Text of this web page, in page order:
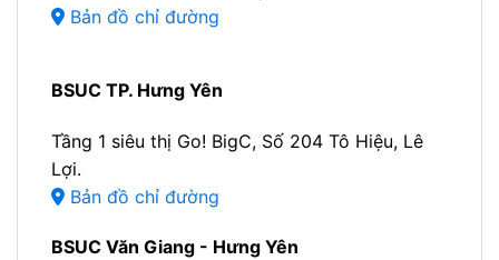
Bản đồ chỉ đường
BSUC TP. Hưng Yên
Tầng 1 siêu thị Go! BigC, Số 204 Tô Hiệu, Lê
Lợi.
Bản đồ chỉ đường
BSUC Văn Giang - Hưng Yên